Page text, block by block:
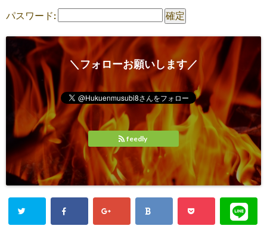
パスワード:
＼フォローお願いします／
feedly